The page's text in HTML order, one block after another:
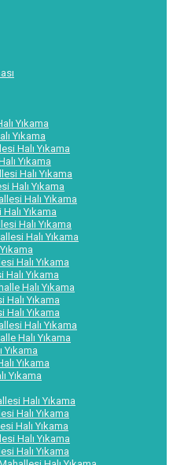
Yıkama
Yıkama
Halı Yıkama
Yıkama
Halı Yıkama
Halı Yıkama
Halı Yıkama
Yıkama
Halı Yıkama
Halı Yıkama
Halı Yıkama
Yıkama
Halı Yıkama
Yıkama
Yıkama
Halı Yıkama
Halı Yıkama
Yıkama
Yıkama
Yıkama
Halı Yıkama
Halı Yıkama
Halı Yıkama
Halı Yıkama
Halı Yıkama